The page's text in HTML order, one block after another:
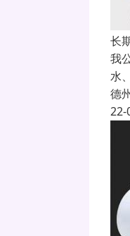
长
我
水
德
22-